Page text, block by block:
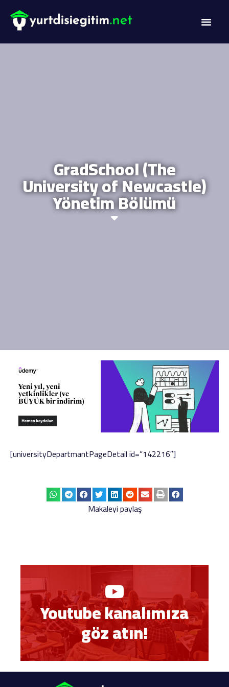
GradSchool (The
University of Newcastle)
Yönetim Bölümü
[universityDepartmantPageDetail id=”142216″]
Makaleyi paylaş
Youtube kanalımıza
göz atın!